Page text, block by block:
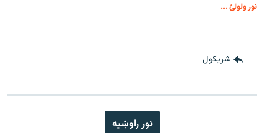
نور ولولئ ...
شريکول
نور راوښيه